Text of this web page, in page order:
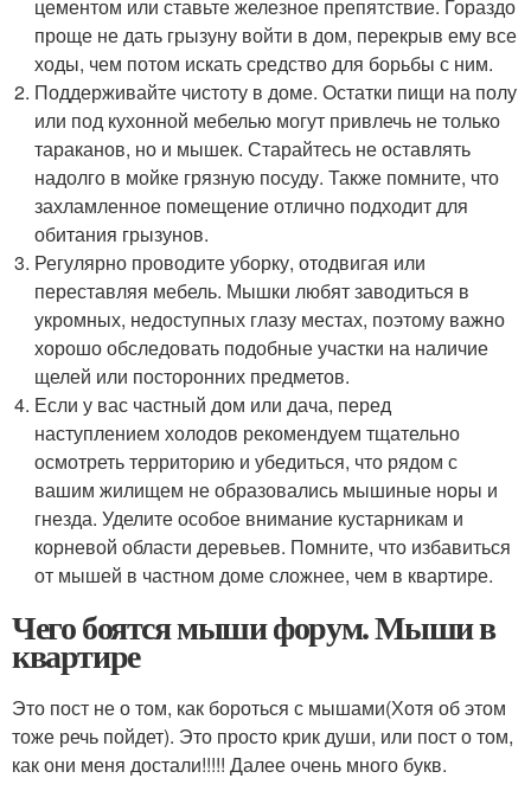
цементом или ставьте железное препятствие. Гораздо
проще не дать грызуну войти в дом, перекрыв ему все
ходы, чем потом искать средство для борьбы с ним.
Поддерживайте чистоту в доме. Остатки пищи на полу
или под кухонной мебелью могут привлечь не только
тараканов, но и мышек. Старайтесь не оставлять
надолго в мойке грязную посуду. Также помните, что
захламленное помещение отлично подходит для
обитания грызунов.
Регулярно проводите уборку, отодвигая или
переставляя мебель. Мышки любят заводиться в
укромных, недоступных глазу местах, поэтому важно
хорошо обследовать подобные участки на наличие
щелей или посторонних предметов.
Если у вас частный дом или дача, перед
наступлением холодов рекомендуем тщательно
осмотреть территорию и убедиться, что рядом с
вашим жилищем не образовались мышиные норы и
гнезда. Уделите особое внимание кустарникам и
корневой области деревьев. Помните, что избавиться
от мышей в частном доме сложнее, чем в квартире.
Чего боятся мыши форум. Мыши в
квартире
Это пост не о том, как бороться с мышами(Хотя об этом
тоже речь пойдет). Это просто крик души, или пост о том,
как они меня достали!!!!! Далее очень много букв.